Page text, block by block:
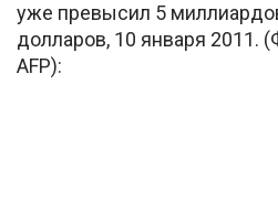
уже превысил 5
долларов, 10 января 2011.
AFP):